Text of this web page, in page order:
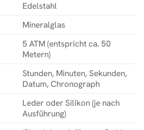
Edelstahl
Mineralglas
5 ATM (entspricht ca. 50
Metern)
Stunden, Minuten, Sekunden,
Datum, Chronograph
Leder oder Silikon (je nach
Ausführung)